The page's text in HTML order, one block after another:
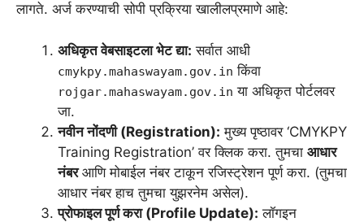
लागते. अर्ज करण्याची सोपी प्रक्रिया खालीलप्रमाणे आहे:
अधिकृत वेबसाइटला भेट द्या: सर्वात आधी
cmykpy.mahaswayam.gov.in किंवा
rojgar.mahaswayam.gov.in या अधिकृत पोर्टलवर
जा.
नवीन नोंदणी (Registration): मुख्य पृष्ठावर ‘CMYKPY
Training Registration’ वर क्लिक करा. तुमचा आधार
नंबरआणि मोबाईल नंबर टाकून रजिस्ट्रेशन पूर्ण करा. (तुमचा
आधार नंबर हाच तुमचा युझरनेम असेल).
प्रोफाइल पूर्ण करा (Profile Update): लॉगइन